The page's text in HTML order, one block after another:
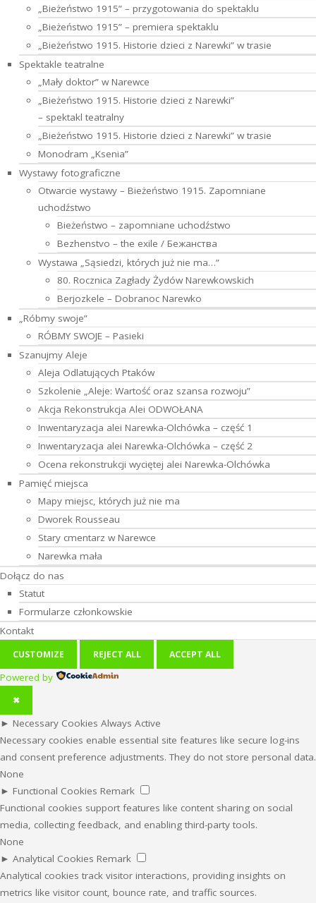
„Bieżeństwo 1915” – przygotowania do spektaklu
„Bieżeństwo 1915” – premiera spektaklu
„Bieżeństwo 1915. Historie dzieci z Narewki” w trasie
Spektakle teatralne
„Mały doktor” w Narewce
„Bieżeństwo 1915. Historie dzieci z Narewki”
⁠–⁠ spektakl teatralny
„Bieżeństwo 1915. Historie dzieci z Narewki” w trasie
Monodram „Ksenia”
Wystawy fotograficzne
Otwarcie wystawy – Bieżeństwo 1915. Zapomniane
uchodźstwo
Bieżeństwo – zapomniane uchodźstwo
Bezhenstvo – the exile / Бежанства
Wystawa „Sąsiedzi, których już nie ma…”
80. Rocznica Zagłady Żydów Narewkowskich
Berjozkele – Dobranoc Narewko
„Róbmy swoje”
RÓBMY SWOJE – Pasieki
Szanujmy Aleje
Aleja Odlatujących Ptaków
Szkolenie „Aleje: Wartość oraz szansa rozwoju”
Akcja Rekonstrukcja Alei ODWOŁANA
Inwentaryzacja alei Narewka-Olchówka – część 1
Inwentaryzacja alei Narewka-Olchówka – część 2
Ocena rekonstrukcji wyciętej alei Narewka-Olchówka
Pamięć miejsca
Mapy miejsc, których już nie ma
Dworek Rousseau
Stary cmentarz w Narewce
Narewka mała
Dołącz do nas
Statut
Formularze członkowskie
Kontakt
CUSTOMIZE REJECT ALL ACCEPT ALL
Powered by
✖
► Necessary Cookies Always Active
Necessary cookies enable essential site features like secure log-ins
and consent preference adjustments. They do not store personal data.
None
► Functional Cookies Remark
Functional cookies support features like content sharing on social
media, collecting feedback, and enabling third-party tools.
None
► Analytical Cookies Remark
Analytical cookies track visitor interactions, providing insights on
metrics like visitor count, bounce rate, and traffic sources.